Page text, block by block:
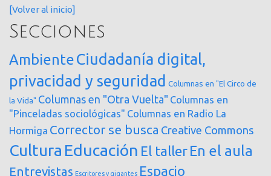
[Volver al inicio]
Secciones
AmbienteCiudadanía digital,
privacidad y seguridad Columnas en "El Circo de
la Vida" Columnas en "Otra Vuelta" Columnas en
"Pinceladas sociológicas" Columnas en Radio La
Hormiga Corrector se busca Creative Commons
Cultura Educación El taller En el aula
Entrevistas Escritores y gigantes Espacio